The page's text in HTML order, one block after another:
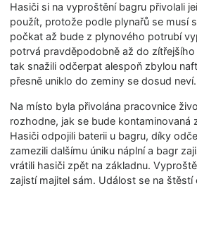
Hasiči si na vyproštění bagru přivolali
použít, protože podle plynařů se musí
počkat až bude z plynového potrubí
potrvá pravděpodobně až do
tak snažili odčerpat alespoň zbylou
přesně uniklo do zeminy se dosud neví.
Na místo byla přivolána pracovnice
rozhodne, jak se bude kontaminovaná
Hasiči odpojili baterii u bagru, díky
zamezili dalšímu úniku náplní a bagr
vrátili hasiči zpět na základnu.
zajistí majitel sám. Událost se na štěstí